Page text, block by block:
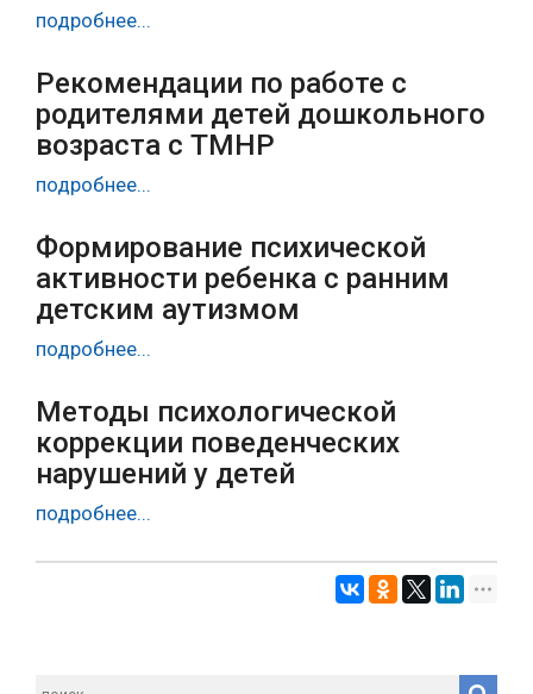
подробнее...
Рекомендации по работе с
родителями детей дошкольного
возраста с ТМНР
подробнее...
Формирование психической
активности ребенка с ранним
детским аутизмом
подробнее...
Методы психологической
коррекции поведенческих
нарушений у детей
подробнее...